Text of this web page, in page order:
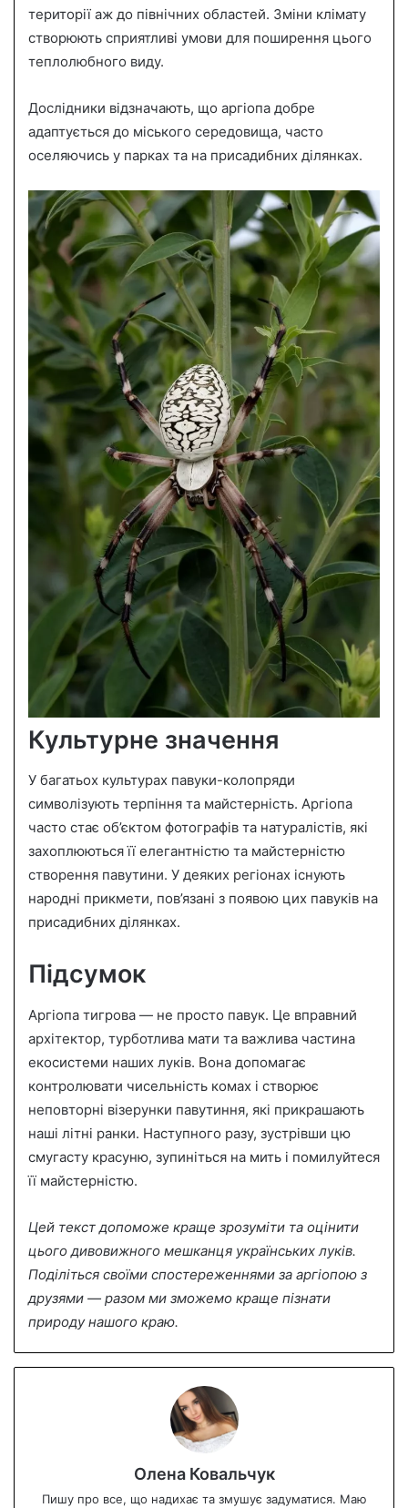
території аж до північних областей. Зміни клімату
створюють сприятливі умови для поширення цього
теплолюбного виду.
Дослідники відзначають, що аргіопа добре
адаптується до міського середовища, часто
оселяючись у парках та на присадибних ділянках.
Культурне значення
У багатьох культурах павуки-колопряди
символізують терпіння та майстерність. Аргіопа
часто стає об’єктом фотографів та натуралістів, які
захоплюються її елегантністю та майстерністю
створення павутини. У деяких регіонах існують
народні прикмети, пов’язані з появою цих павуків на
присадибних ділянках.
Підсумок
Аргіопа тигрова — не просто павук. Це вправний
архітектор, турботлива мати та важлива частина
екосистеми наших луків. Вона допомагає
контролювати чисельність комах і створює
неповторні візерунки павутиння, які прикрашають
наші літні ранки. Наступного разу, зустрівши цю
смугасту красуню, зупиніться на мить і помилуйтеся
її майстерністю.
Цей текст допоможе краще зрозуміти та оцінити
цього дивовижного мешканця українських луків.
Поділіться своїми спостереженнями за аргіопою з
друзями — разом ми зможемо краще пізнати
природу нашого краю.
Олена Ковальчук
Пишу про все, що надихає та змушує задуматися. Маю